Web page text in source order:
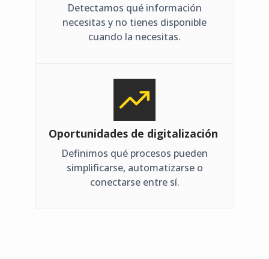
Detectamos qué información
necesitas y no tienes disponible
cuando la necesitas.
Oportunidades de digitalización
Definimos qué procesos pueden
simplificarse, automatizarse o
conectarse entre sí.